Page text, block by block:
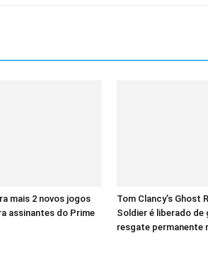
mais 2 novos jogos
assinantes do Prime
Tom Clancy’s Ghost
Soldier é liberado de
resgate permanente